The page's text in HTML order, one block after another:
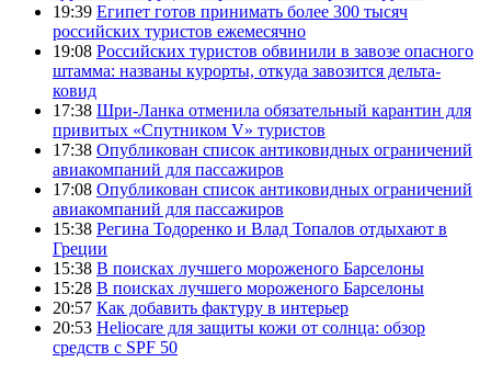
19:39 Египет готов принимать более 300 тысяч
российских туристов ежемесячно
19:08 Российских туристов обвинили в завозе опасного
штамма: названы курорты, откуда завозится дельта-
ковид
17:38 Шри-Ланка отменила обязательный карантин для
привитых «Спутником V» туристов
17:38 Опубликован список антиковидных ограничений
авиакомпаний для пассажиров
17:08 Опубликован список антиковидных ограничений
авиакомпаний для пассажиров
15:38 Регина Тодоренко и Влад Топалов отдыхают в
Греции
15:38 В поисках лучшего мороженого Барселоны
15:28 В поисках лучшего мороженого Барселоны
20:57 Как добавить фактуру в интерьер
20:53 Heliocare для защиты кожи от солнца: обзор
средств с SPF 50